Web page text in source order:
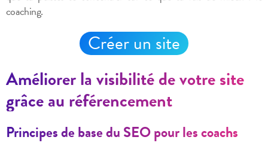
coaching.
Créer un site
Améliorer la visibilité de votre site
grâce au référencement
Principes de base du SEO pour les coachs